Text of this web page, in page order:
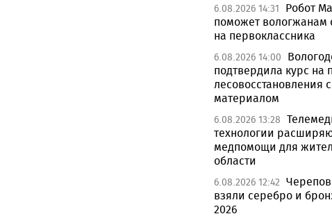
6.08.2026 14:31
Робот
поможет вологжанам
на первоклассника
6.08.2026 14:00
подтвердила курс на
лесовосстановления
материалом
6.08.2026 13:28
технологии
медпомощи для
области
6.08.2026 12:42
взяли серебро и
2026